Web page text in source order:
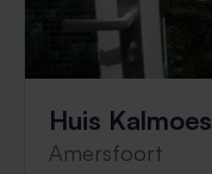
Huis Kalmoes
Amersfoort